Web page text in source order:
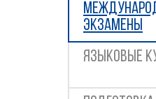
ЭКЗАМЕНЫ
ЯЗЫКОВЫЕ